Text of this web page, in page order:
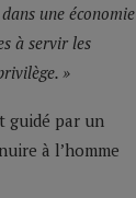
une économie
à servir les
»
guidé par un
à l’homme